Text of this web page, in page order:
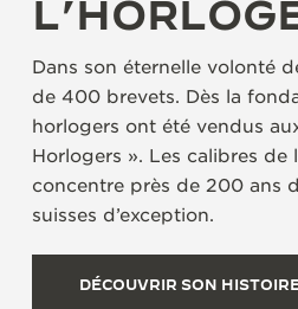
Dans son éternelle volonté
de 400 brevets. Dès la
horlogers ont été vendus
Horlogers ». Les calibres
concentre près de 200 ans
suisses d’exception.
DÉCOUVRIR SON